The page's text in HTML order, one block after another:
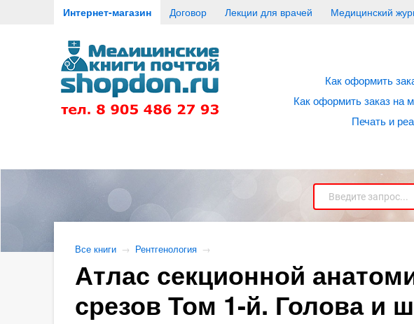
Интернет-магазин Договор Лекции для врачей Медицинский
Как оформить
Как оформить заказ на
Печать и
Все книги → Рентгенология →
Атлас секционной
срезов Том 1-й. Голова и